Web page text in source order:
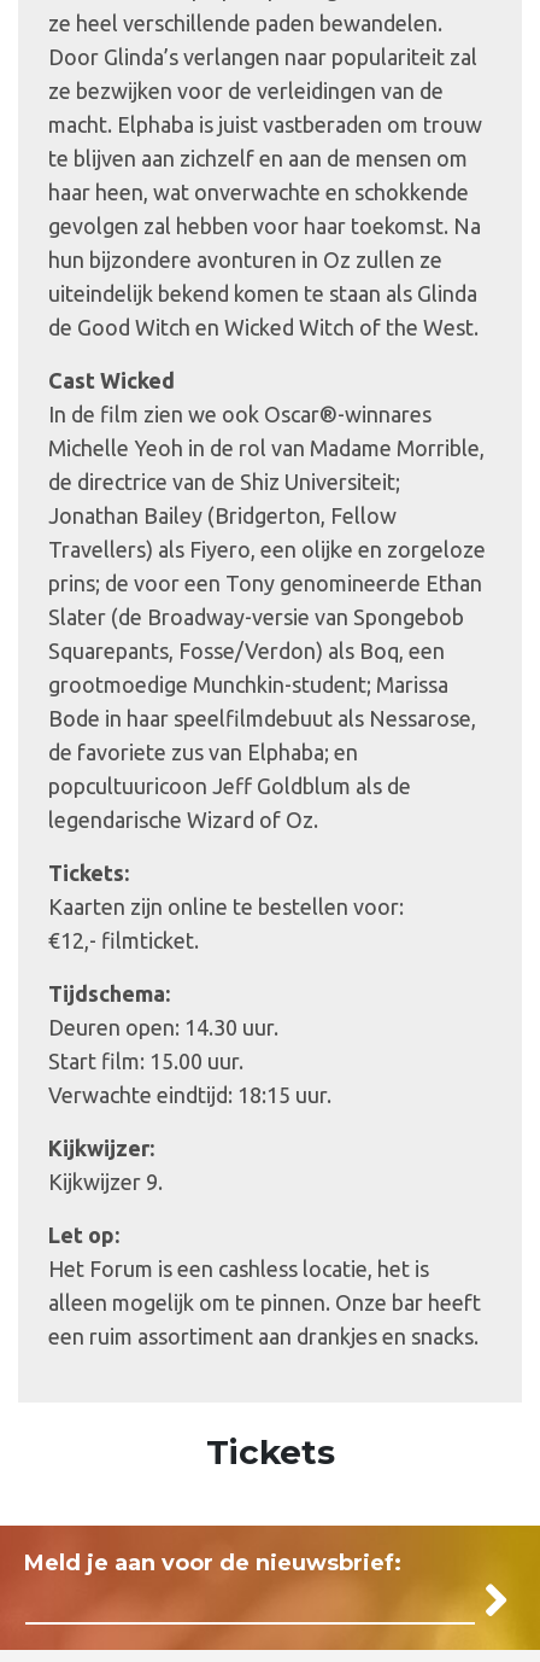
ze heel verschillende paden bewandelen.
Door Glinda’s verlangen naar populariteit zal
ze bezwijken voor de verleidingen van de
macht. Elphaba is juist vastberaden om trouw
te blijven aan zichzelf en aan de mensen om
haar heen, wat onverwachte en schokkende
gevolgen zal hebben voor haar toekomst. Na
hun bijzondere avonturen in Oz zullen ze
uiteindelijk bekend komen te staan als Glinda
de Good Witch en Wicked Witch of the West.
Cast Wicked
In de film zien we ook Oscar®-winnares
Michelle Yeoh in de rol van Madame Morrible,
de directrice van de Shiz Universiteit;
Jonathan Bailey (Bridgerton, Fellow
Travellers) als Fiyero, een olijke en zorgeloze
prins; de voor een Tony genomineerde Ethan
Slater (de Broadway-versie van Spongebob
Squarepants, Fosse/Verdon) als Boq, een
grootmoedige Munchkin-student; Marissa
Bode in haar speelfilmdebuut als Nessarose,
de favoriete zus van Elphaba; en
popcultuuricoon Jeff Goldblum als de
legendarische Wizard of Oz.
Tickets:
Kaarten zijn online te bestellen voor:
€12,- filmticket.
Tijdschema:
Deuren open: 14.30 uur.
Start film: 15.00 uur.
Verwachte eindtijd: 18:15 uur.
Kijkwijzer:
Kijkwijzer 9.
Let op:
Het Forum is een cashless locatie, het is
alleen mogelijk om te pinnen. Onze bar heeft
een ruim assortiment aan drankjes en snacks.
Tickets
Meld je aan voor de nieuwsbrief: